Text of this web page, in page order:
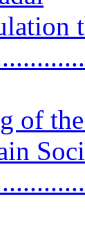
of